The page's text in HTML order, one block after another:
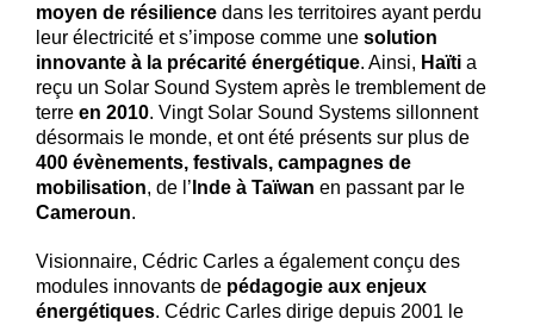
moyen de résilience dans les territoires ayant perdu
leur électricité et s’impose comme une solution
innovante à la précarité énergétique. Ainsi, Haïti a
reçu un Solar Sound System après le tremblement de
terre en 2010. Vingt Solar Sound Systems sillonnent
désormais le monde, et ont été présents sur plus de
400 évènements, festivals, campagnes de
mobilisation, de l’ Inde à Taïwan en passant par le
Cameroun.
Visionnaire, Cédric Carles a également conçu des
modules innovants de pédagogie aux enjeux
énergétiques. Cédric Carles dirige depuis 2001 le